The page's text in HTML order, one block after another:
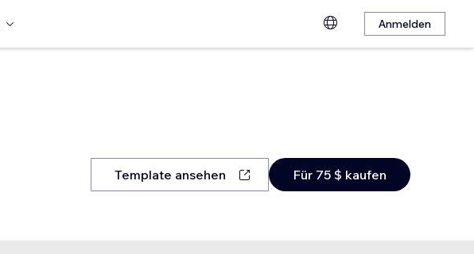
Anmelden
Template ansehen Für 75 $ kaufen